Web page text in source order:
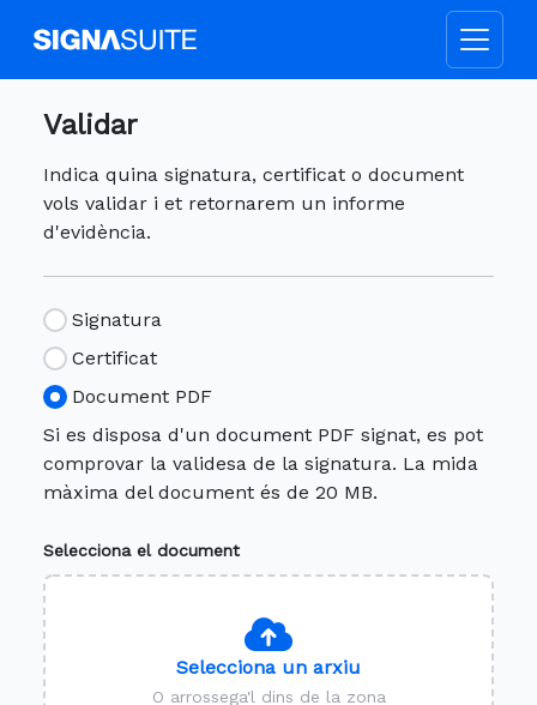
Validar
Indica quina signatura, certificat o document
vols validar i et retornarem un informe
d'evidència.
Signatura
Certificat
Document PDF
Si es disposa d'un document PDF signat, es pot
comprovar la validesa de la signatura. La mida
màxima del document és de 20 MB.
Selecciona el document
Selecciona un arxiu
O arrossega'l dins de la zona